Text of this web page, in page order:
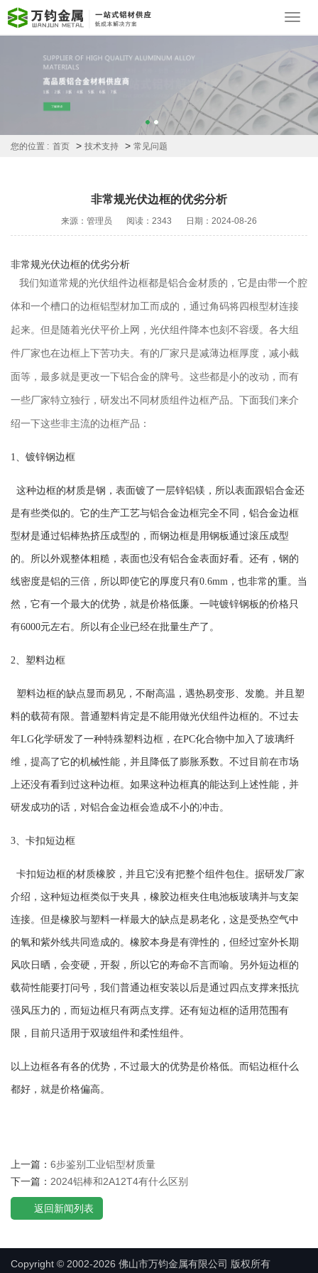
您的位置 : 首页 > 技术支持 > 常见问题
非常规光伏边框的优劣分析
来源：管理员 阅读：2343 日期：2024-08-26
非常规光伏边框的优劣分析
我们知道常规的光伏组件边框都是铝合金材质的，它是由带一个腔
体和一个槽口的边框铝型材加工而成的，通过角码将四根型材连接
起来。但是随着光伏平价上网，光伏组件降本也刻不容缓。各大组
件厂家也在边框上下苦功夫。有的厂家只是减薄边框厚度，减小截
面等，最多就是更改一下铝合金的牌号。这些都是小的改动，而有
一些厂家特立独行，研发出不同材质组件边框产品。下面我们来介
绍一下这些非主流的边框产品：
1、 镀锌钢边框
这种边框的材质是钢，表面镀了一层锌铝镁，所以表面跟铝合金还
是有些类似的。它的生产工艺与铝合金边框完全不同，铝合金边框
型材是通过铝棒热挤压成型的，而钢边框是用钢板通过滚压成型
的。所以外观整体粗糙，表面也没有铝合金表面好看。还有，钢的
线密度是铝的三倍，所以即使它的厚度只有0.6mm，也非常的重。 当
然，它有一个最大的优势，就是价格低廉。一吨镀锌钢板的价格只
有6000元左右。所以有企业已经在批量生产了。
2、 塑料边框
塑料边框的缺点显而易见，不耐高温，遇热易变形、发脆。并且塑
料的载荷有限。普通塑料肯定是不能用做光伏组件边框的。不过去
年LG化学研发了一种特殊塑料边框，在PC化合物中加入了玻璃纤
维，提高了它的机械性能，并且降低了膨胀系数。不过目前在市场
上还没有看到过这种边框。如果这种边框真的能达到上述性能，并
研发成功的话，对铝合金边框会造成不小的冲击。
3、 卡扣短边框
卡扣短边框的材质橡胶，并且它没有把整个组件包住。据研发厂家
介绍，这种短边框类似于夹具，橡胶边框夹住电池板玻璃并与支架
连接。但是橡胶与塑料一样最大的缺点是易老化，这是受热空气中
的氧和紫外线共同造成的。橡胶本身是有弹性的，但经过室外长期
风吹日晒，会变硬，开裂，所以它的寿命不言而喻。另外短边框的
载荷性能要打问号，我们普通边框安装以后是通过四点支撑来抵抗
强风压力的，而短边框只有两点支撑。还有短边框的适用范围有
限，目前只适用于双玻组件和柔性组件。
以上边框各有各的优势，不过最大的优势是价格低。而铝边框什么
都好，就是价格偏高。
上一篇： 6步鉴别工业铝型材质量
下一篇： 2024铝棒和2A12T4有什么区别
返回新闻列表
Copyright © 2002-2026 佛山市万钧金属有限公司 版权所有